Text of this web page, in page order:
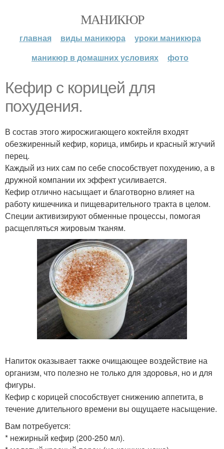
МАНИКЮР
главная виды маникюра
уроки маникюра
маникюр в домашних условиях
фото
Кефир с корицей для
похудения.
В состав этого жиросжигающего коктейля входят
обезжиренный кефир, корица, имбирь и красный жгучий
перец.
Каждый из них сам по себе способствует похудению, а в
дружной компании их эффект усиливается.
Кефир отлично насыщает и благотворно влияет на
работу кишечника и пищеварительного тракта в целом.
Специи активизируют обменные процессы, помогая
расщепляться жировым тканям.
Напиток оказывает также очищающее воздействие на
организм, что полезно не только для здоровья, но и для
фигуры.
Кефир с корицей способствует снижению аппетита, в
течение длительного времени вы ощущаете насыщение.
Вам потребуется:
* нежирный кефир (200-250 мл).